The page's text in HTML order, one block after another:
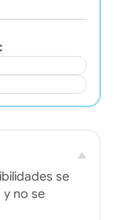
se
no se